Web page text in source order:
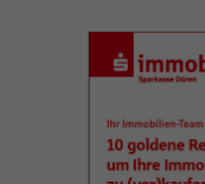
Alle
Datenschutzeinstellungen
Essenziell (1)